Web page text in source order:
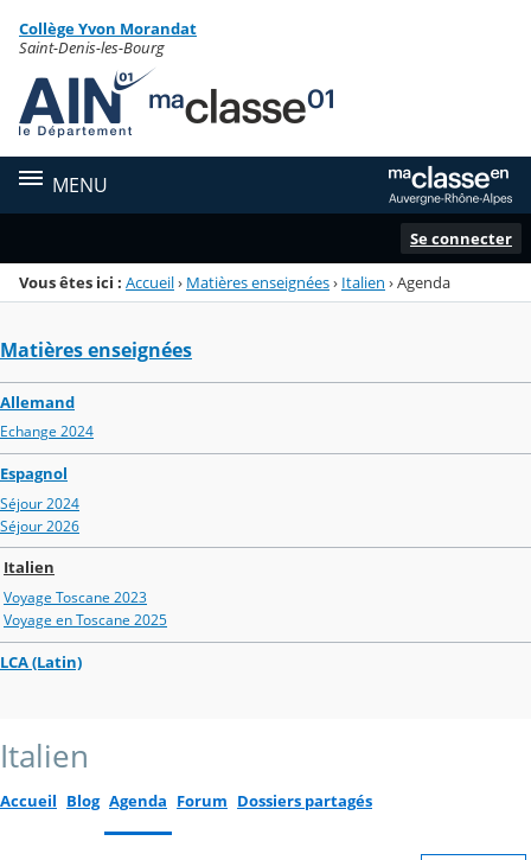
Menu de la rubrique
Contenu
Collège Yvon Morandat
Saint-Denis-les-Bourg
MENU
Se connecter
Vous êtes ici : Accueil› Matières enseignées› Italien ›Agenda
Matières enseignées
Allemand
Echange 2024
Espagnol
Séjour 2024
Séjour 2026
Italien
Voyage Toscane 2023
Voyage en Toscane 2025
LCA (Latin)
Italien
Accueil Blog Agenda Forum Dossiers partagés